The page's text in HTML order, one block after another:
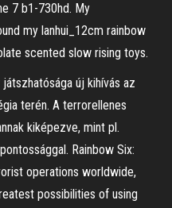
7 b1-730hd. My
my lanhui_12cm rainbow
scented slow rising toys.
új kihívás az
terén. A terrorellenes
kiképezve, mint pl.
Rainbow Six:
operations worldwide,
possibilities of using